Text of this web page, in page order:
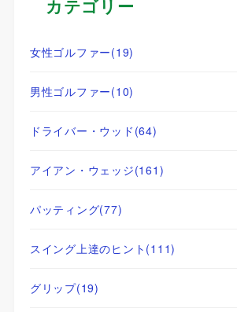
カテゴリー
女性ゴルファー(19)
男性ゴルファー(10)
ドライバー・ウッド (64)
アイアン・ウェッジ(161)
パッティング(77)
スイング上達のヒント (111)
グリップ(19)